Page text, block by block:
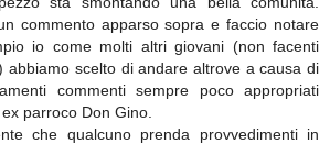
commento apparso sopra e faccio notare
io come molti altri giovani (non facenti
abbiamo scelto di andare altrove a causa di
commenti sempre poco appropriati
parroco Don Gino.
che qualcuno prenda provvedimenti in